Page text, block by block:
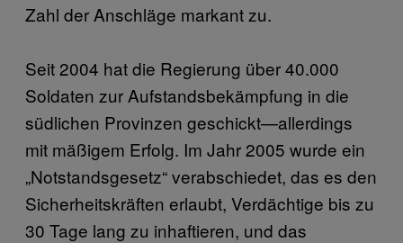
Zahl der Anschläge markant zu.
Seit 2004 hat die Regierung über 40.000
Soldaten zur Aufstandsbekämpfung in die
südlichen Provinzen geschickt—allerdings
mit mäßigem Erfolg. Im Jahr 2005 wurde ein
„Notstandsgesetz“ verabschiedet, das es den
Sicherheitskräften erlaubt, Verdächtige bis zu
30 Tage lang zu inhaftieren, und das